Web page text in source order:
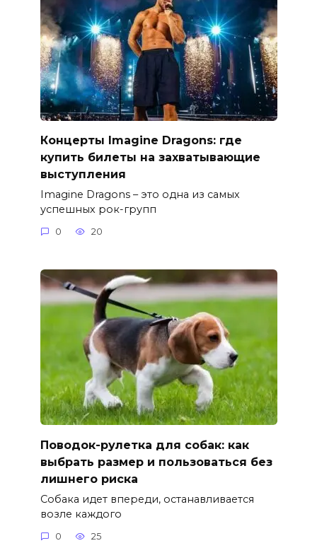
Концерты Imagine Dragons: где
купить билеты на захватывающие
выступления
Imagine Dragons – это одна из самых
успешных рок-групп
0 20
Поводок-рулетка для собак: как
выбрать размер и пользоваться без
лишнего риска
Собака идет впереди, останавливается
возле каждого
0 25